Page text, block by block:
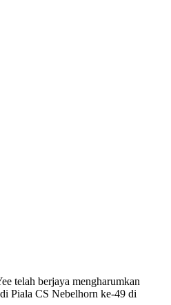
telah berjaya mengharumkan
Piala CS Nebelhorn ke-49 di